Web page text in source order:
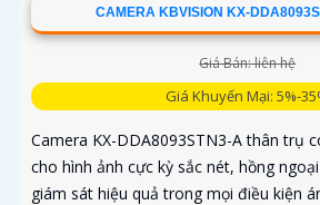
CAMERA KBVISION KX-
Giá Bán: liên hệ
Giá Khuyến Mại: 5%-
Camera KX-DDA8093STN3-A thân trụ
cho hình ảnh cực kỳ sắc nét, hồng
giám sát hiệu quả trong mọi điều kiện